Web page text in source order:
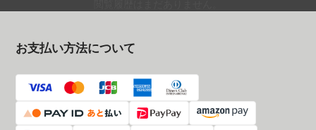
お支払い方法について